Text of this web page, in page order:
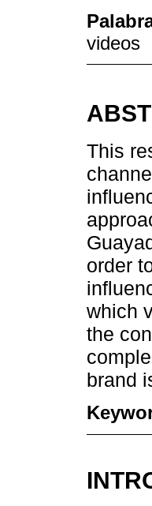
videos
This
order
which
the
brand